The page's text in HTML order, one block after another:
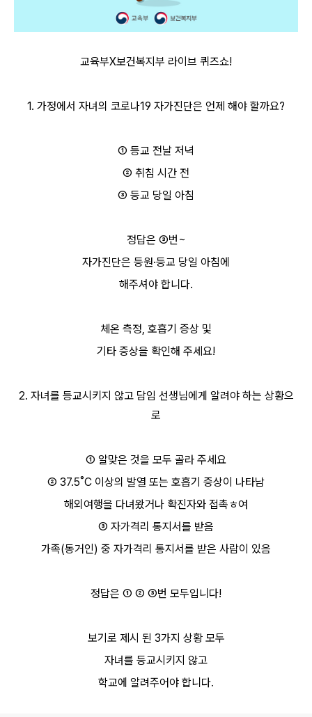
교육부X보건복지부 라이브 퀴즈쇼!
1. 가정에서 자녀의 코로나19 자가진단은 언제 해야 할까요?
① 등교 전날 저녁
② 취침 시간 전
③ 등교 당일 아침
정답은 ③번~
자가진단은 등원·등교 당일 아침에
해주셔야 합니다.
체온 측정, 호흡기 증상 및
기타 증상을 확인해 주세요!
2. 자녀를 등교시키지 않고 담임 선생님에게 알려야 하는 상황으
로
① 알맞은 것을 모두 골라 주세요
② 37.5˚C 이상의 발열 또는 호흡기 증상이 나타남
해외여행을 다녀왔거나 확진자와 접촉ㅎ여
③ 자가격리 통지서를 받음
가족(동거인) 중 자가격리 통지서를 받은 사람이 있음
정답은 ① ② ③번 모두입니다!
보기로 제시 된 3가지 상황 모두
자녀를 등교시키지 않고
학교에 알려주어야 합니다.